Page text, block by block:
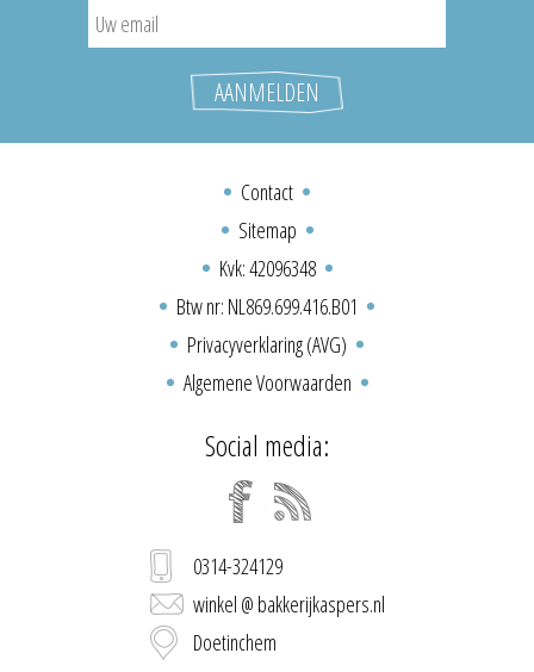
Contact
Sitemap
Kvk: 42096348
Btw nr: NL869.699.416.B01
Privacyverklaring (AVG)
Algemene Voorwaarden
Social media:
0314-324129
winkel @ bakkerijkaspers.nl
Doetinchem